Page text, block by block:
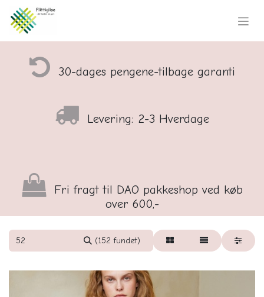
30-dages pengene-tilbage garanti
Levering: 2-3 Hverdage
Fri fragt til DAO pakkeshop ved køb
over 600,-
(152 fundet)